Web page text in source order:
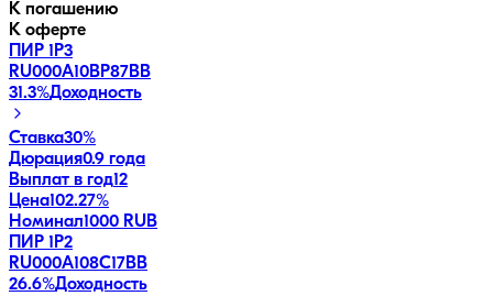
К погашению
К оферте
ПИР 1P3
RU000A10BP87BB
31.3%Доходность
Ставка30%
Дюрация0.9 года
Выплат в год12
Цена102.27%
Номинал1000 RUB
ПИР 1P2
RU000A108C17BB
26.6%Доходность